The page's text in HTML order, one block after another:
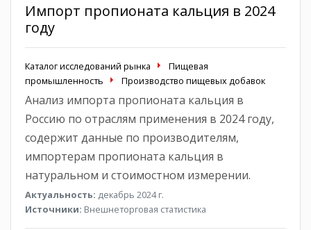
Импорт пропионата кальция в 2024
году
Каталог исследований рынка
Пищевая
промышленность
Производство пищевых добавок
Анализ импорта пропионата кальция в
Россию по отраслям применения в 2024 году,
содержит данные по производителям,
импортерам пропионата кальция в
натуральном и стоимостном измерении.
Актуальность: декабрь 2024 г.
Источники: Внешнеторговая статистика